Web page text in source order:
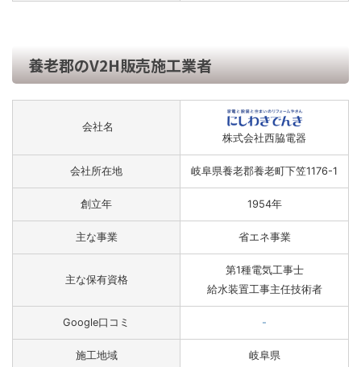
養老郡のV2H販売施工業者
会社名
株式会社西脇電器
会社所在地 岐阜県養老郡養老町下笠1176-1
創立年 1954年
主な事業 省エネ事業
主な保有資格
第1種電気工事士
給水装置工事主任技術者
Google口コミ -
施工地域 岐阜県